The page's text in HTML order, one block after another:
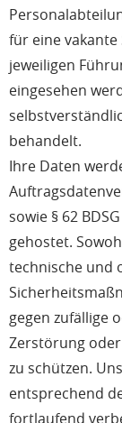
für eine vakante
jeweiligen
eingesehen
behandelt.
Ihre Daten
sowie § 62
gehostet.
technische und
gegen zufällige
Zerstörung
zu schützen.
entsprechend
fortlaufend